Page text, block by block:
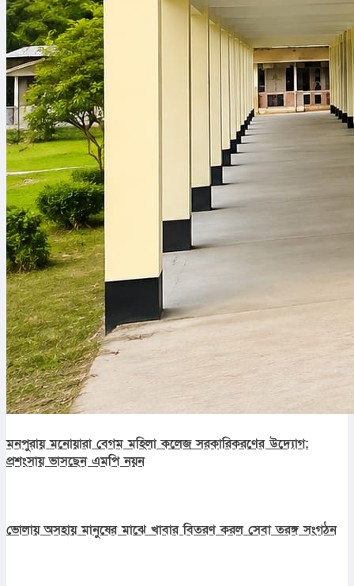
মনপুরায় মনোয়ারা বেগম মহিলা কলেজ সরকারিকরণের উদ্যোগ:
প্রশংসায় ভাসছেন এমপি নয়ন
ভোলায় অসহায় মানুষের মাঝে খাবার বিতরণ করল সেবা তরঙ্গ সংগঠন